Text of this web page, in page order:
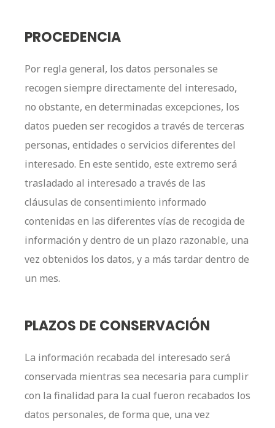
PROCEDENCIA
Por regla general, los datos personales se
recogen siempre directamente del interesado,
no obstante, en determinadas excepciones, los
datos pueden ser recogidos a través de terceras
personas, entidades o servicios diferentes del
interesado. En este sentido, este extremo será
trasladado al interesado a través de las
cláusulas de consentimiento informado
contenidas en las diferentes vías de recogida de
información y dentro de un plazo razonable, una
vez obtenidos los datos, y a más tardar dentro de
un mes.
PLAZOS DE CONSERVACIÓN
La información recabada del interesado será
conservada mientras sea necesaria para cumplir
con la finalidad para la cual fueron recabados los
datos personales, de forma que, una vez